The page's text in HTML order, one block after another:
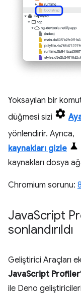
Yoksayılan bir
düğmesi sizi
yönlendirir. Ayrıca,
kaynakları gizle
kaynakları dosya
Chromium sorunu:
JavaScript
sonlandırıldı
Geliştirici Araçları
JavaScript Profiler
ile Deno